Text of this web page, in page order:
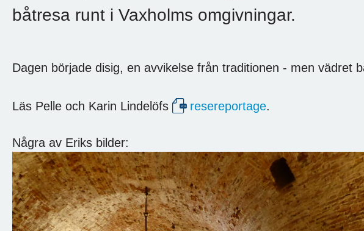
båtresa runt i Vaxholms omgivningar.
Dagen började disig, en avvikelse från traditionen - men vädret
Läs Pelle och Karin Lindelöfs resereportage.
Några av Eriks bilder: